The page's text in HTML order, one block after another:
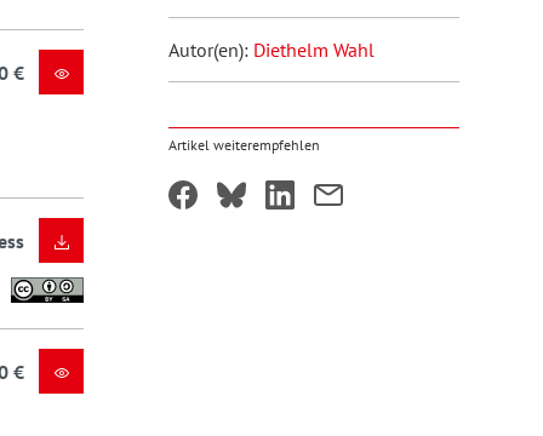
€
€
Autor(en): Diethelm Wahl
Artikel weiterempfehlen